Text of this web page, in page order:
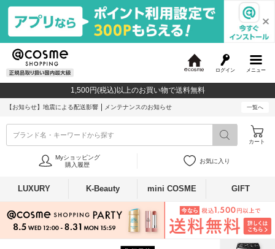
メニュー
ログイン
c
o
1,500円(税込)以上のお買い物で送料無料
【お知らせ】 地震による配送影響 メンテナンスのお知らせ 一覧へ
ブランド名・キーワードから探す
カート
Myショッピング
購入履歴
お気に入り
LUXURY K-Beauty mini COSME GIFT